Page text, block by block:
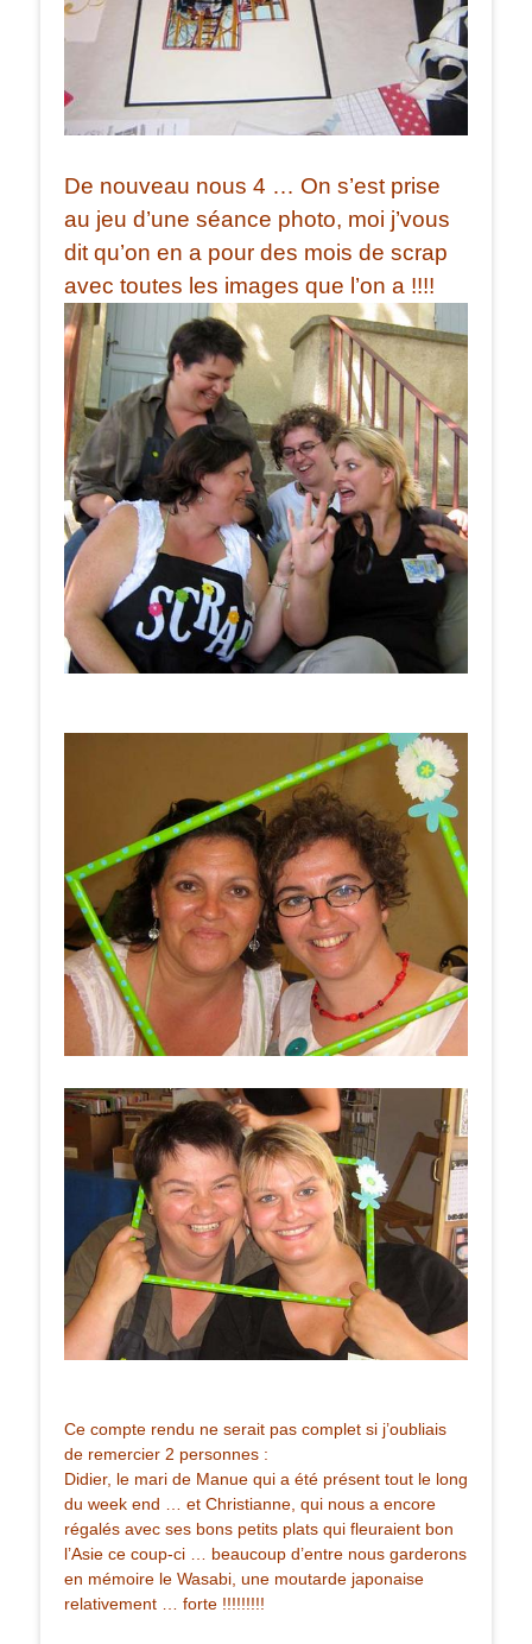
De nouveau nous 4 … On s’est prise
au jeu d’une séance photo, moi j’vous
dit qu’on en a pour des mois de scrap
avec toutes les images que l’on a !!!!
Ce compte rendu ne serait pas complet si j’oubliais
de remercier 2 personnes :
Didier, le mari de Manue qui a été présent tout le long
du week end … et Christianne, qui nous a encore
régalés avec ses bons petits plats qui fleuraient bon
l’Asie ce coup-ci … beaucoup d’entre nous garderons
en mémoire le Wasabi, une moutarde japonaise
relativement … forte !!!!!!!!!